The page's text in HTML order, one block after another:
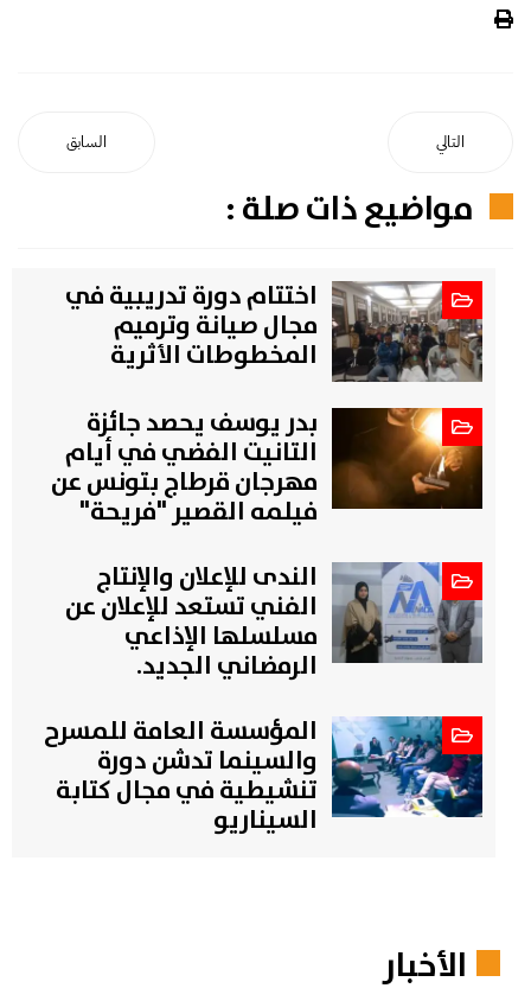
السابق التالي
مواضيع ذات صلة :
اختتام دورة تدريبية في
مجال صيانة وترميم
المخطوطات الأثرية
بدر يوسف يحصد جائزة
التانيت الفضي في أيام
مهرجان قرطاج بتونس عن
فيلمه القصير "فريحة"
الندى للإعلان والإنتاج
الفني تستعد للإعلان عن
مسلسلها الإذاعي
الرمضاني الجديد.
المؤسسة العامة للمسرح
والسينما تدشن دورة
تنشيطية في مجال كتابة
السيناريو
الأخبار